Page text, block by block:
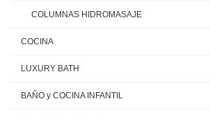
COLUMNAS HIDROMASAJE
COCINA
LUXURY BATH
BAÑO y COCINA INFANTIL